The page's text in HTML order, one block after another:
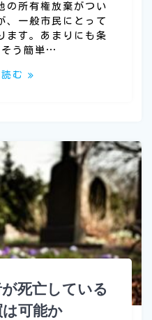
の所有権放棄がつい
、一般市民にとって
ます。あまりにも条
そう簡単…
む
死亡している
可能か